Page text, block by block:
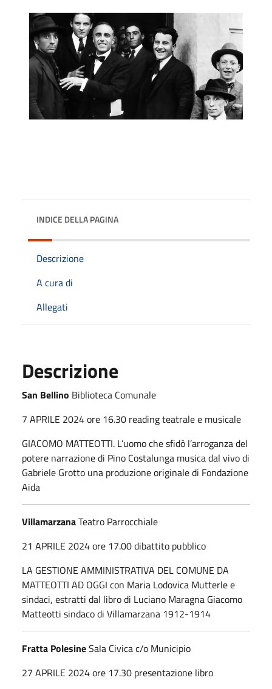
INDICE DELLA PAGINA
Descrizione
A cura di
Allegati
Descrizione
San Bellino Biblioteca Comunale
7 APRILE 2024 ore 16.30 reading teatrale e musicale
GIACOMO MATTEOTTI. L’uomo che sfidò l’arroganza del
potere narrazione di Pino Costalunga musica dal vivo di
Gabriele Grotto una produzione originale di Fondazione
Aida
VillamarzanaTeatro Parrocchiale
21 APRILE 2024 ore 17.00 dibattito pubblico
LA GESTIONE AMMINISTRATIVA DEL COMUNE DA
MATTEOTTI AD OGGI con Maria Lodovica Mutterle e
sindaci, estratti dal libro di Luciano Maragna Giacomo
Matteotti sindaco di Villamarzana 1912-1914
Fratta PolesineSala Civica c/o Municipio
27 APRILE 2024 ore 17.30 presentazione libro